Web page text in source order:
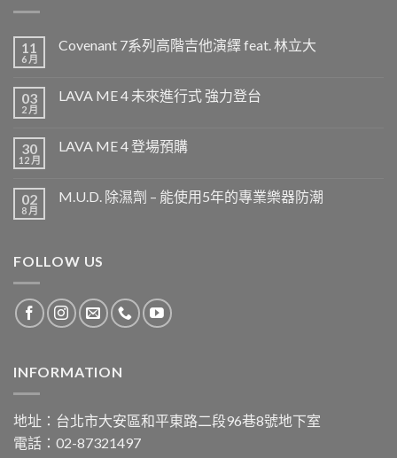
11
6 月
Covenant 7系列高階吉他演繹 feat. 林立大
03
2 月
LAVA ME 4 未來進行式 強力登台
30
12 月
LAVA ME 4 登場預購
02
8 月
M.U.D. 除濕劑 – 能使用5年的專業樂器防潮
FOLLOW US
INFORMATION
地址：台北市大安區和平東路二段96巷8號地下室
電話：02-87321497